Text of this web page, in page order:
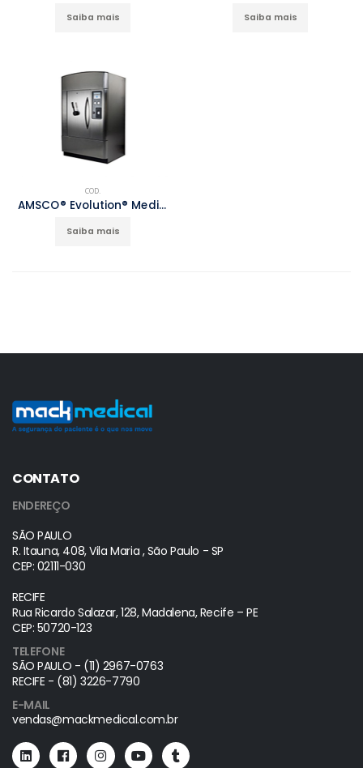
Saiba mais Saiba mais
COD.
AMSCO® Evolution® Medium
Saiba mais
CONTATO
ENDEREÇO
SÃO PAULO
R. Itauna, 408, Vila Maria , São Paulo - SP
CEP: 02111-030
RECIFE
Rua Ricardo Salazar, 128, Madalena, Recife – PE
CEP: 50720-123
TELEFONE
SÃO PAULO - (11) 2967-0763
RECIFE - (81) 3226-7790
E-MAIL
vendas@mackmedical.com.br